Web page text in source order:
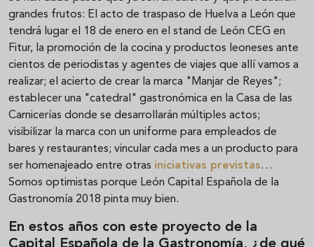
grandes frutos: El acto de traspaso de Huelva a León que
tendrá lugar el 18 de enero en el stand de León CEG en
Fitur, la promoción de la cocina y productos leoneses ante
cientos de periodistas y agentes de viajes que allí vamos a
realizar; el acierto de crear la marca "Manjar de Reyes";
establecer una "catedral" gastronómica en la Casa de las
Carnicerías donde se desarrollarán múltiples actos;
visibilizar la marca con un uniforme para empleados de
bares y restaurantes; vincular cada mes a un producto para
ser homenajeado entre otras iniciativas previstas…
Somos optimistas porque León Capital Española de la
Gastronomía 2018 pinta muy bien.
En estos años con este proyecto de la